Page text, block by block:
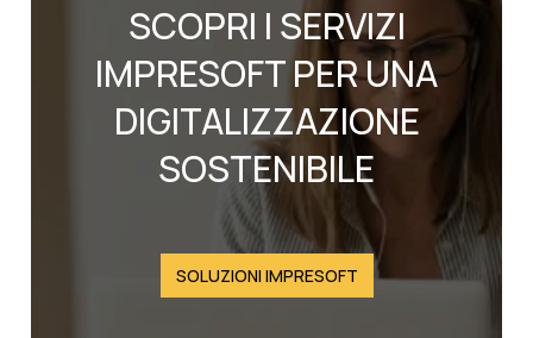
SCOPRI I SERVIZI
IMPRESOFT PER UNA
DIGITALIZZAZIONE
SOSTENIBILE
SOLUZIONI IMPRESOFT